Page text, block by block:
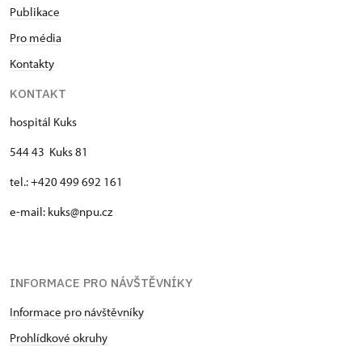
Publikace
Pro média
Kontakty
KONTAKT
hospitál Kuks
544 43 Kuks 81
tel.: +420 499 692 161
e-mail: kuks@npu.cz
INFORMACE PRO NÁVŠTĚVNÍKY
Informace pro návštěvníky
Prohlídkové okruhy